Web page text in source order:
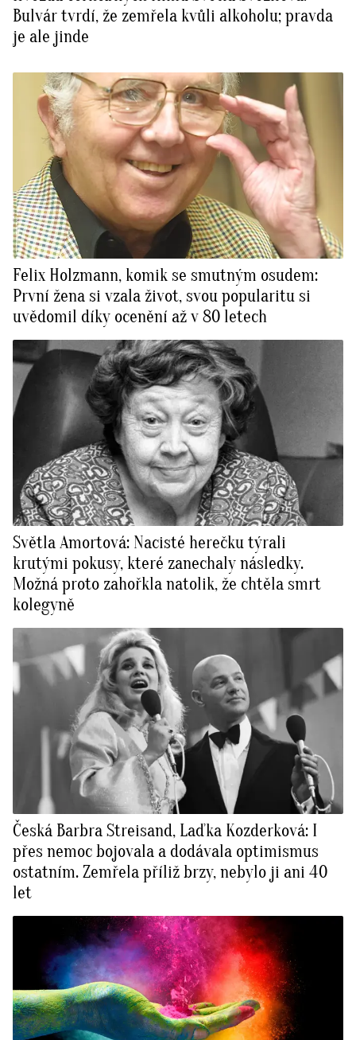
Bulvár tvrdí, že zemřela kvůli alkoholu; pravda
je ale jinde
Felix Holzmann, komik se smutným osudem:
První žena si vzala život, svou popularitu si
uvědomil díky ocenění až v 80 letech
Světla Amortová: Nacisté herečku týrali
krutými pokusy, které zanechaly následky.
Možná proto zahořkla natolik, že chtěla smrt
kolegyně
Česká Barbra Streisand, Laďka Kozderková: I
přes nemoc bojovala a dodávala optimismus
ostatním. Zemřela příliž brzy, nebylo ji ani 40
let